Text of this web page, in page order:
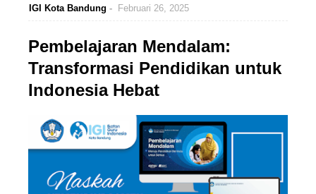
IGI Kota Bandung Februari 26, 2025
Pembelajaran Mendalam:
Transformasi Pendidikan untuk
Indonesia Hebat